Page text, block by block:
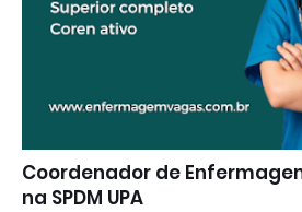
Coordenador de
na SPDM UPA